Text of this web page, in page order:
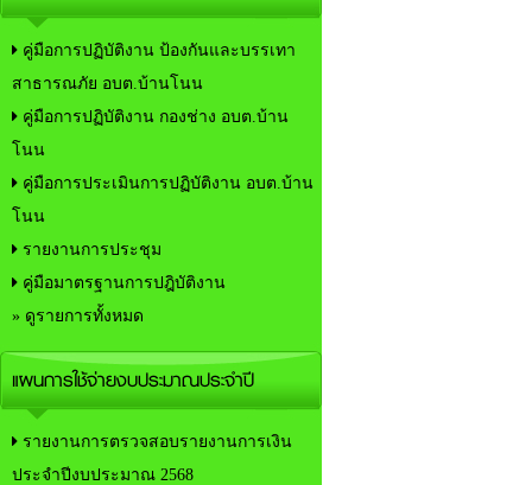
คู่มือการปฏิบัติงาน ป้องกันและบรรเทา
สาธารณภัย อบต.บ้านโนน
คู่มือการปฏิบัติงาน กองช่าง อบต.บ้าน
โนน
คู่มือการประเมินการปฏิบัติงาน อบต.บ้าน
โนน
รายงานการประชุม
คู่มือมาตรฐานการปฎิบัติงาน
» ดูรายการทั้งหมด
แผนการใช้จ่ายงบประมาณประจำปี
รายงานการตรวจสอบรายงานการเงิน
ประจำปีงบประมาณ 2568